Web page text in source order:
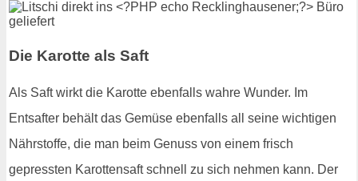
Die Karotte als Saft
Als Saft wirkt die Karotte ebenfalls wahre Wunder. Im
Entsafter behält das Gemüse ebenfalls all seine wichtigen
Nährstoffe, die man beim Genuss von einem frisch
gepressten Karottensaft schnell zu sich nehmen kann. Der